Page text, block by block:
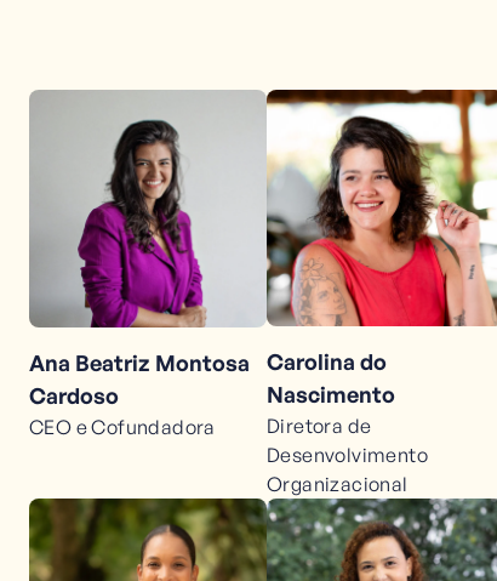
Ana Beatriz Montosa
Cardoso
CEO e Cofundadora
Carolina do
Nascimento
Diretora de
Desenvolvimento
Organizacional